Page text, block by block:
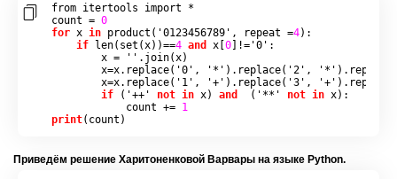
from itertools import
*
count = 0
for x in product ( '0123456789' , repeat =4):
if len( set ( x))==4 and x [0]!= '0' :
        x
= '' . join( x)
        x
=x. replace( '0' , '*' ). replace( '2' , '*' ). replace
        x
=x. replace( '1' , '+' ). replace( '3' , '+' ). replace
if
( '++' not in x) and ( '**' not in x):
            count
+= 1
print( count )
При­ведём ре­ше­ние Ха­ри­то­нен­ко­вой Вар­ва­ры на языке Python.